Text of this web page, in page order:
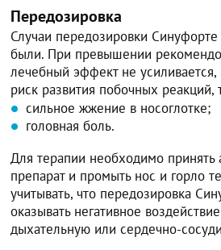
Передозировка
Случаи передозировки
были. При превышении
лечебный эффект не усиливается,
риск развития побочных реакций,
сильное жжение в носоглотке;
головная боль.
Для терапии необходимо принять
препарат и промыть нос и горло
учитывать, что передозировка
оказывать негативное
дыхательную или сердечно-